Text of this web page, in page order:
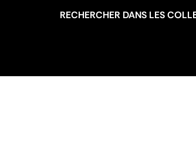
RECHERCHER DANS LES